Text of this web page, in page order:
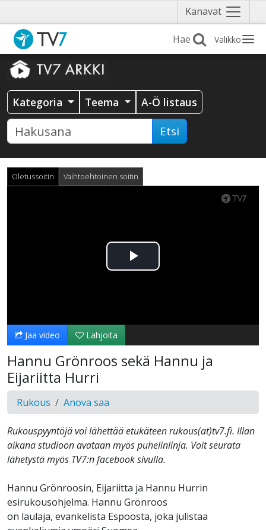
Kanavat Näytä
valikko
Valikko
Kategoria Teema A-Ö listaus
Etsi
Oletussoitin Vaihtoehtoinen soitin
Toista
Jaa video Lahjoita
Hannu Grönroos sekä Hannu ja
Eijariitta Hurri
Rukous Anova saa
Rukouspyyntöjä voi lähettää etukäteen rukous(at)tv7.fi. Illan
aikana studioon avataan myös puhelinlinja. Voit seurata
lähetystä myös TV7:n facebook sivulla.
Hannu Grönroosin, Eijariitta ja Hannu Hurrin
esirukousohjelma. Hannu Grönroos
on laulaja, evankelista Espoosta, joka julistaa